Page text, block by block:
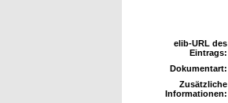
elib-URL des
Eintrags:
Dokumentart:
Zusätzliche
Informationen: